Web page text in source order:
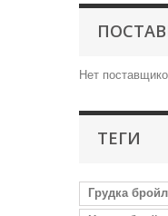
Нет
ТЕГИ
Грудка